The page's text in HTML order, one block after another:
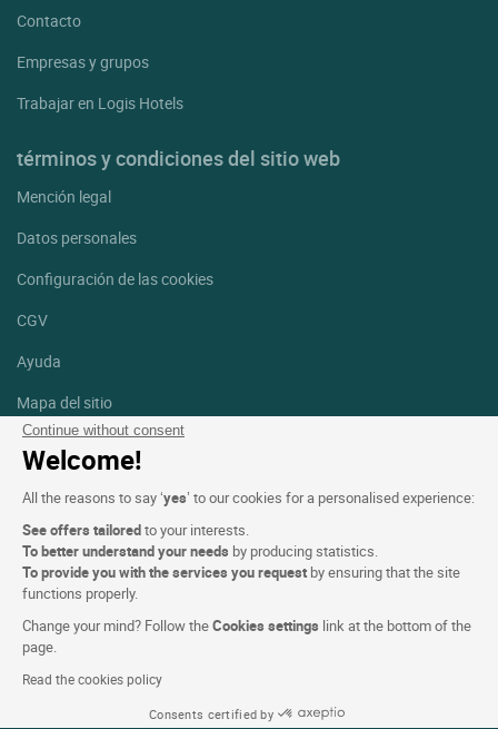
Continue without consent
Welcome!
All the reasons to say ‘yes’ to our cookies for a personalised experience:
See offers tailoredto your interests.
To better understand your needs by producing statistics.
To provide you with the services you request by ensuring that the site
functions properly.
Change your mind? Follow theCookies settings link at the bottom of the
page.
Read the cookies policy
Consents certified by
Contacto
Empresas y grupos
Trabajar en Logis Hotels
términos y condiciones del sitio web
Mención legal
Datos personales
Configuración de las cookies
CGV
Ayuda
Mapa del sitio
Créditos
fotografías
Facebook
Linkedin